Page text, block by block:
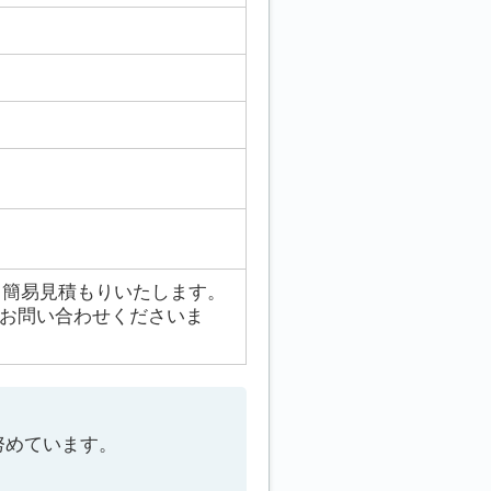
易見積もりいたします。
問い合わせくださいま
ています。